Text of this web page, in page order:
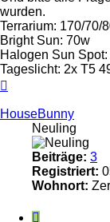
wurden.
Terrarium: 170/70/
Bright Sun: 70w
Halogen Sun
Tageslicht: 2x T5
HouseBunny
Neuling
Beiträge: 3
Registriert:
Wohnort:
Zitieren